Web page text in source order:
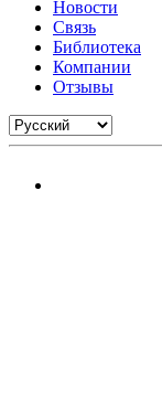
Новости
Связь
Библиотека
Компании
Отзывы